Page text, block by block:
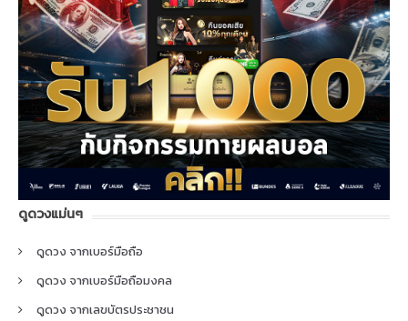
ดูดวงแม่นๆ
ดูดวง จากเบอร์มือถือ
ดูดวง จากเบอร์มือถือมงคล
ดูดวง จากเลขบัตรประชาชน